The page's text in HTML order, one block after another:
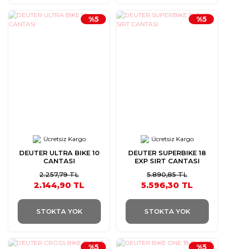
Ücretsiz Kargo
DEUTER ULTRA BIKE 10
CANTASI
%5
2.257,79 TL
2.144,90 TL
STOKTA YOK
Ücretsiz Kargo
DEUTER SUPERBIKE 18
EXP SIRT CANTASI
%5
5.890,85 TL
5.596,30 TL
STOKTA YOK
%5 %5